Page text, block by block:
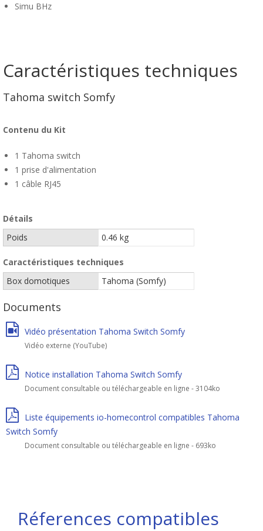
Simu BHz
Caractéristiques techniques
Tahoma switch Somfy
Contenu du Kit
1 Tahoma switch
1 prise d'alimentation
1 câble RJ45
Détails
Poids
0.46 kg
Caractéristiques techniques
Box domotiques
Tahoma (Somfy)
Documents
Vidéo présentation Tahoma Switch Somfy
Vidéo externe (YouTube)
Notice installation Tahoma Switch Somfy
Document consultable ou téléchargeable en ligne - 3104ko
Liste équipements io-homecontrol compatibles Tahoma
Switch Somfy
Document consultable ou téléchargeable en ligne - 693ko
Réferences compatibles